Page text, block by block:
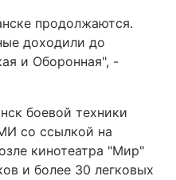
продолжаются.
доходили до
и Оборонная", -
боевой техники
со ссылкой на
кинотеатра "Мир"
и более 30 легковых